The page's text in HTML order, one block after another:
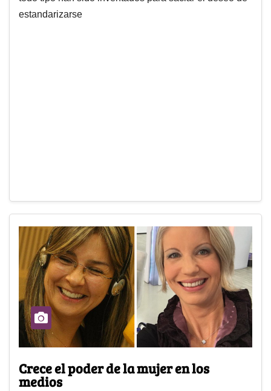
estandarizarse
Crece el poder de la mujer en los
medios